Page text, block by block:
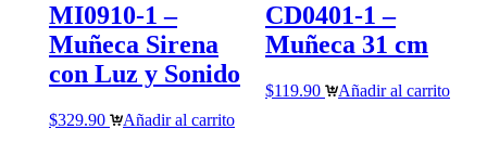
MI0910-1 –
Muñeca Sirena
con Luz y Sonido
$329.90 Añadir al carrito
CD0401-1 –
Muñeca 31 cm
$119.90 Añadir al carrito